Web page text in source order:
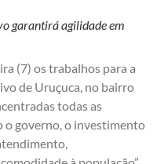
garantirá agilidade em
(7) os trabalhos para a
de Uruçuca, no bairro
todas as
o governo, o investimento